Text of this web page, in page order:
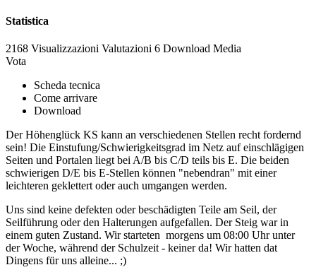
Statistica
2168 Visualizzazioni Valutazioni 6 Download Media
Vota
Scheda tecnica
Come arrivare
Download
Der Höhenglück KS kann an verschiedenen Stellen recht fordernd
sein! Die Einstufung/Schwierigkeitsgrad im Netz auf einschlägigen
Seiten und Portalen liegt bei A/B bis C/D teils bis E. Die beiden
schwierigen D/E bis E-Stellen können "nebendran" mit einer
leichteren geklettert oder auch umgangen werden.
Uns sind keine defekten oder beschädigten Teile am Seil, der
Seilführung oder den Halterungen aufgefallen. Der Steig war in
einem guten Zustand. Wir starteten morgens um 08:00 Uhr unter
der Woche, während der Schulzeit - keiner da! Wir hatten dat
Dingens für uns alleine... ;)